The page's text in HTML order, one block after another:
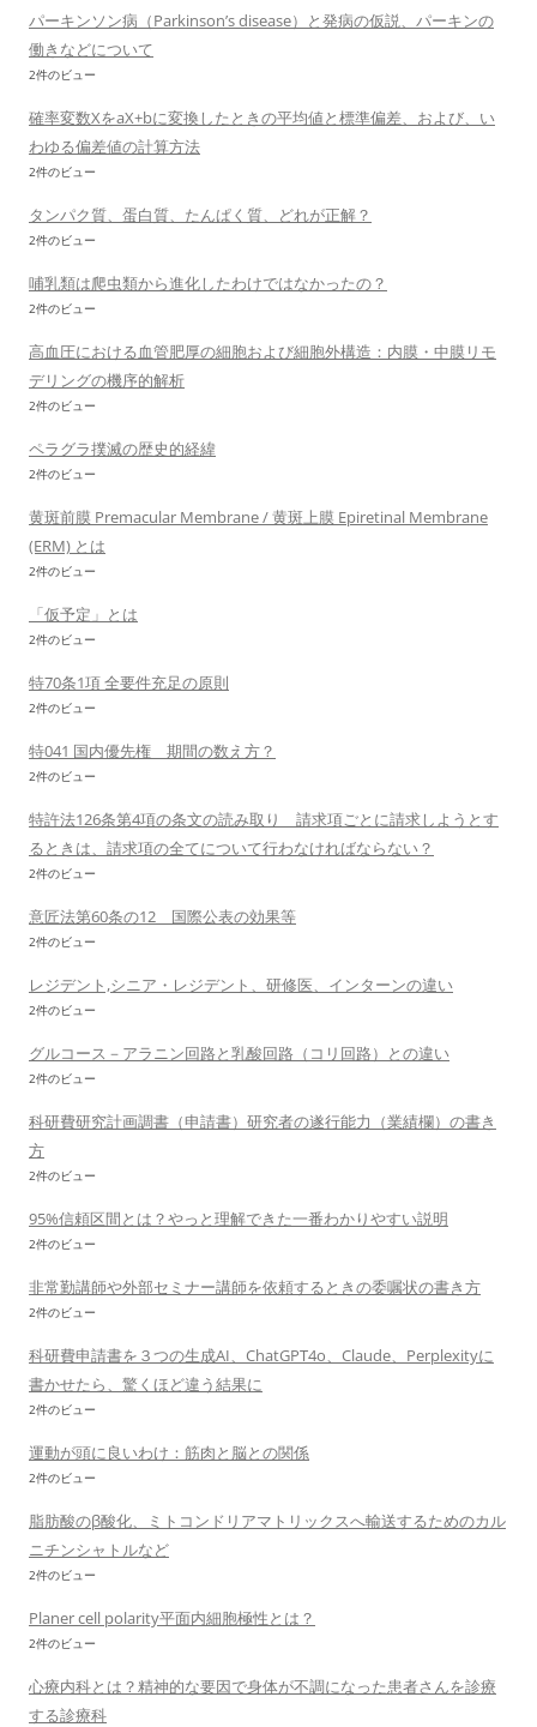
パーキンソン病（Parkinson’s disease）と発病の仮説、パーキンの
働きなどについて
2件のビュー
確率変数XをaX+bに変換したときの平均値と標準偏差、および、い
わゆる偏差値の計算方法
2件のビュー
タンパク質、蛋白質、たんぱく質、どれが正解？
2件のビュー
哺乳類は爬虫類から進化したわけではなかったの？
2件のビュー
高血圧における血管肥厚の細胞および細胞外構造：内膜・中膜リモ
デリングの機序的解析
2件のビュー
ペラグラ撲滅の歴史的経緯
2件のビュー
黄斑前膜 Premacular Membrane / 黄斑上膜 Epiretinal Membrane
(ERM) とは
2件のビュー
「仮予定」とは
2件のビュー
特70条1項 全要件充足の原則
2件のビュー
特041 国内優先権 期間の数え方？
2件のビュー
特許法126条第4項の条文の読み取り 請求項ごとに請求しようとす
るときは、請求項の全てについて行わなければならない？
2件のビュー
意匠法第60条の12 国際公表の効果等
2件のビュー
レジデント,シニア・レジデント、研修医、インターンの違い
2件のビュー
グルコース－アラニン回路と乳酸回路（コリ回路）との違い
2件のビュー
科研費研究計画調書（申請書）研究者の遂行能力（業績欄）の書き
方
2件のビュー
95%信頼区間とは？やっと理解できた一番わかりやすい説明
2件のビュー
非常勤講師や外部セミナー講師を依頼するときの委嘱状の書き方
2件のビュー
科研費申請書を３つの生成AI、ChatGPT4o、Claude、Perplexityに
書かせたら、驚くほど違う結果に
2件のビュー
運動が頭に良いわけ：筋肉と脳との関係
2件のビュー
脂肪酸のβ酸化、ミトコンドリアマトリックスへ輸送するためのカル
ニチンシャトルなど
2件のビュー
Planer cell polarity平面内細胞極性とは？
2件のビュー
心療内科とは？精神的な要因で身体が不調になった患者さんを診療
する診療科